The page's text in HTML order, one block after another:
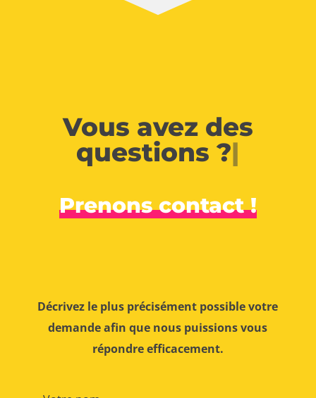
Vous avez des
questions ?|
Prenons contact !
Décrivez le plus précisément possible votre
demande afin que nous puissions vous
répondre efficacement.